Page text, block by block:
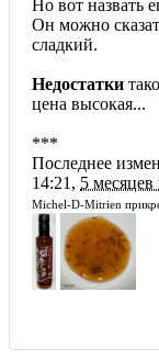
Но вот назвать
Он можно
сладкий.
Недостатки
цена высокая...
***
Последнее
14:21, 5 месяцев
Michel-D-Mitrien